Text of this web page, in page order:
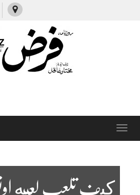
Toggle
كيف تلعب لعبه